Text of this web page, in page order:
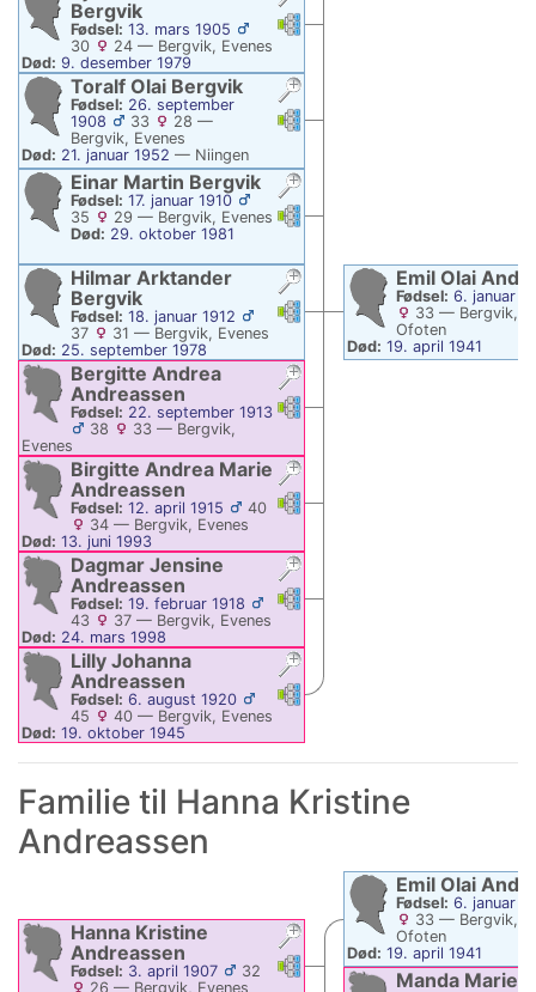
LinkerLinker
Bergvik
Fødsel: 13. mars 1905
30
24— Bergvik, Evenes
Død: 9. desember 1979
LinkerLinker
Toralf Olai Bergvik
Fødsel: 26. september
1908
33 28 —
Bergvik, Evenes
Død: 21. januar 1952 — Niingen
LinkerLinker
Einar Martin Bergvik
Fødsel: 17. januar 1910
35
29 — Bergvik, Evenes
Død: 29. oktober 1981
LinkerLinker
Hilmar Arktander
Bergvik
Fødsel: 18. januar 1912
37
31 — Bergvik, Evenes
Død: 25. september 1978
LinkerLinker
Bergitte Andrea
Andreassen
Fødsel: 22. september 1913
38
33— Bergvik,
Evenes
Død: 22. februar 1914—Bergvik,
Evenes
LinkerLinker
Birgitte Andrea Marie
Andreassen
Fødsel: 12. april 1915
40
34— Bergvik, Evenes
Død: 13. juni 1993
LinkerLinker
Dagmar Jensine
Andreassen
Fødsel: 19. februar 1918
43
37— Bergvik, Evenes
Død: 24. mars 1998
LinkerLinker
Lilly Johanna
Andreassen
Fødsel: 6. august 1920
45
40— Bergvik, Evenes
Død: 19. oktober 1945
Emil Olai
Fødsel: 6. januar
33— Bergvik,
Ofoten
Død: 19. april 1941
Familie til Hanna Kristine
Andreassen
LinkerLinker
Hanna Kristine
Andreassen
Fødsel: 3. april 1907
32
26 — Bergvik, Evenes
Emil Olai
Fødsel: 6. januar
33— Bergvik,
Ofoten
Død: 19. april 1941
Manda Marie